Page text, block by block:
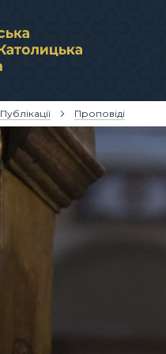
Публікації Проповіді